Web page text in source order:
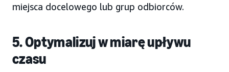
miejsca docelowego lub grup odbiorców.
5. Optymalizuj w miarę upływu
czasu